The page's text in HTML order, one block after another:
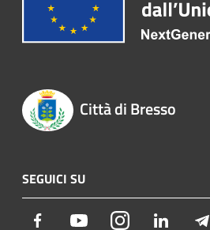
Città di Bresso
SEGUICI SU
Facebook YoutubeInstagram LinkedIn